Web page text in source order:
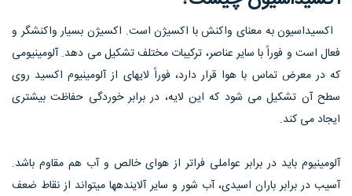
اکسیداسیون به معنای واکنش با اکسیژن است. اکسیژن بسیار واکنشگر و
فعال است و فوراً با سایر عناصر، ترکیبات مختلف تشکیل می دهد. آلومینیومی
که در معرض تماس با هوا قرار دارد، فوراً لایهای از آلومینیوم اکسید روی
سطح آن تشکیل می شود که این لایه، در برابر خوردگی حفاظت بیشتری
ایجاد می کند.
آلومینیوم باید در برابر عواملی فراتر از هوای خالص و آب هم مقاوم باشد.
آسیب در برابر باران اسیدی، آب شور و سایر آلایندهها میتواند از نقاط ضعف